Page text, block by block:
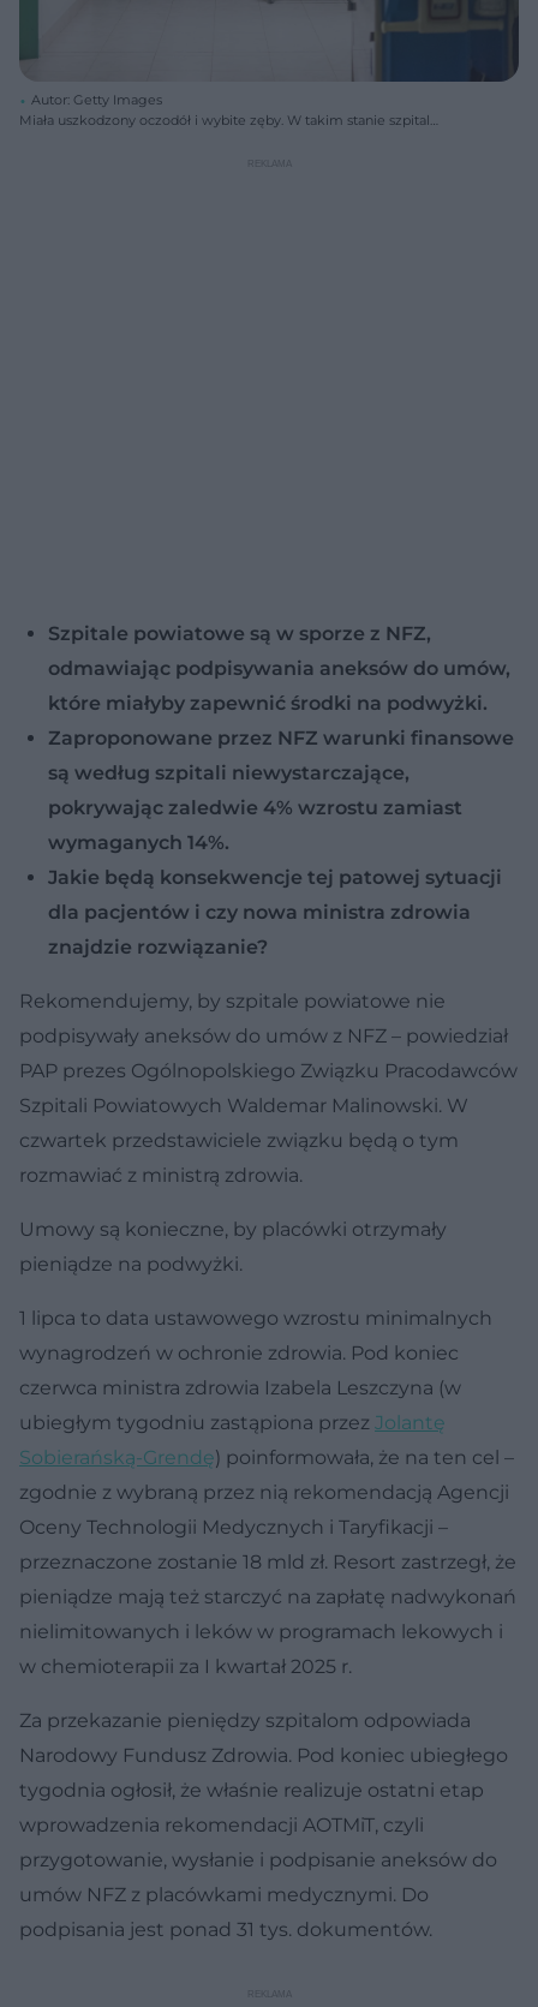
Autor: Getty Images
Miała uszkodzony oczodół i wybite zęby. W takim stanie szpital
Szpitale powiatowe są w sporze z NFZ,
odmawiając podpisywania aneksów do umów,
które miałyby zapewnić środki na podwyżki.
Zaproponowane przez NFZ warunki finansowe
są według szpitali niewystarczające,
pokrywając zaledwie 4% wzrostu zamiast
wymaganych 14%.
Jakie będą konsekwencje tej patowej sytuacji
dla pacjentów i czy nowa ministra zdrowia
znajdzie rozwiązanie?
Rekomendujemy, by szpitale powiatowe nie
podpisywały aneksów do umów z NFZ – powiedział
PAP prezes Ogólnopolskiego Związku Pracodawców
Szpitali Powiatowych Waldemar Malinowski. W
czwartek przedstawiciele związku będą o tym
rozmawiać z ministrą zdrowia.
Umowy są konieczne, by placówki otrzymały
pieniądze na podwyżki.
1 lipca to data ustawowego wzrostu minimalnych
wynagrodzeń w ochronie zdrowia. Pod koniec
czerwca ministra zdrowia Izabela Leszczyna (w
ubiegłym tygodniu zastąpiona przez Jolantę
Sobierańską-Grendę) poinformowała, że na ten cel –
zgodnie z wybraną przez nią rekomendacją Agencji
Oceny Technologii Medycznych i Taryfikacji –
przeznaczone zostanie 18 mld zł. Resort zastrzegł, że
pieniądze mają też starczyć na zapłatę nadwykonań
nielimitowanych i leków w programach lekowych i
w chemioterapii za I kwartał 2025 r.
Za przekazanie pieniędzy szpitalom odpowiada
Narodowy Fundusz Zdrowia. Pod koniec ubiegłego
tygodnia ogłosił, że właśnie realizuje ostatni etap
wprowadzenia rekomendacji AOTMiT, czyli
przygotowanie, wysłanie i podpisanie aneksów do
umów NFZ z placówkami medycznymi. Do
podpisania jest ponad 31 tys. dokumentów.